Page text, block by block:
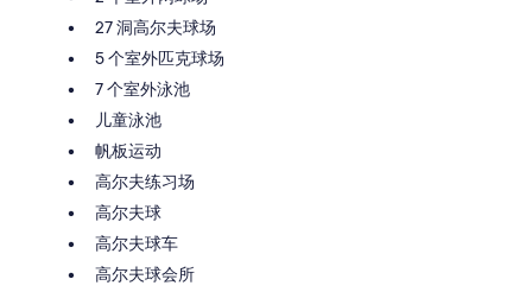
27 洞高尔夫球场
5 个室外匹克球场
7 个室外泳池
儿童泳池
帆板运动
高尔夫练习场
高尔夫球
高尔夫球车
高尔夫球会所